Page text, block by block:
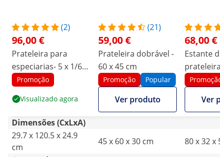
(2)
96,00 €
Prateleira para
especiarias- 5 x 1/6
GN - 120 cm
Promoção
Visualizado agora
(21)
59,00 €
Prateleira dobrável -
60 x 45 cm
Promoção Popular
Ver produto
68,00 €
Estante
Ver
Dimensões (CxLxA)
29.7 x 120.5 x 24.9
cm
45 x 60 x 30 cm
80 x 32 x